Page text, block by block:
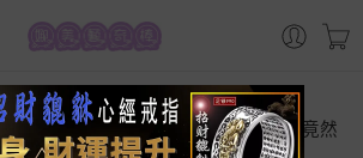
首頁
星座運勢
驚人真相！你絕對想不到第 7 個特質竟然